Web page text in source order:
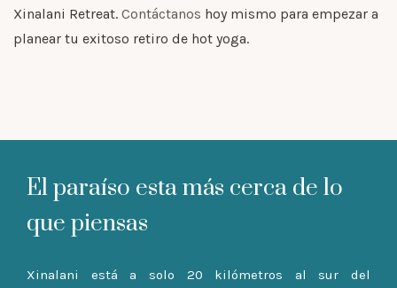
Xinalani Retreat. Contáctanos hoy mismo para empezar a
planear tu exitoso retiro de hot yoga.
El paraíso esta más cerca de lo
que piensas
Xinalani está a solo 20 kilómetros al sur del